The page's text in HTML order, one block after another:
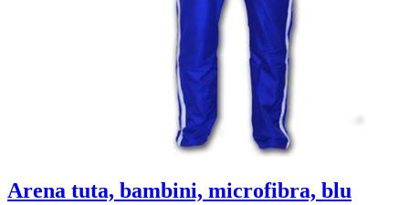
Arena tuta, bambini, microfibra, blu